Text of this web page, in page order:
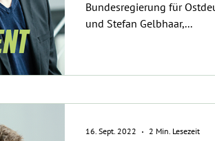
Bundesregierung für
und Stefan Gelbhaar,...
16. Sept. 2022 2 Min. Lesezeit